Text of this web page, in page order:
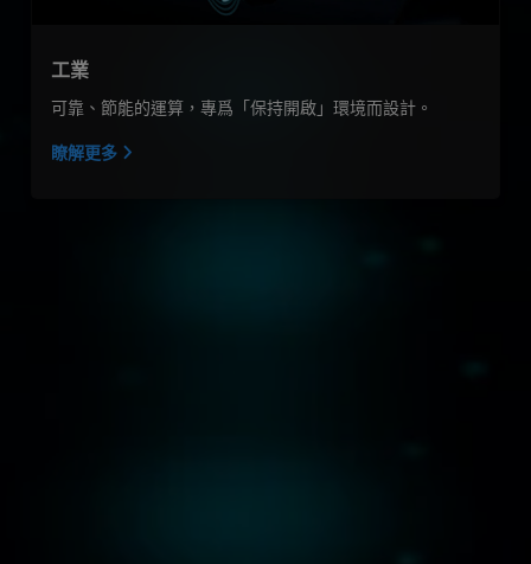
工業
可靠、節能的運算，專爲「保持開啟」環境而設計。
瞭解更多